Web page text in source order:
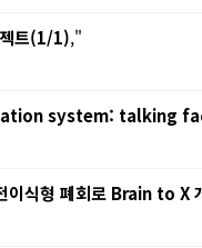
트(1/1),"
system: talking
이식형 폐회로 Brain to